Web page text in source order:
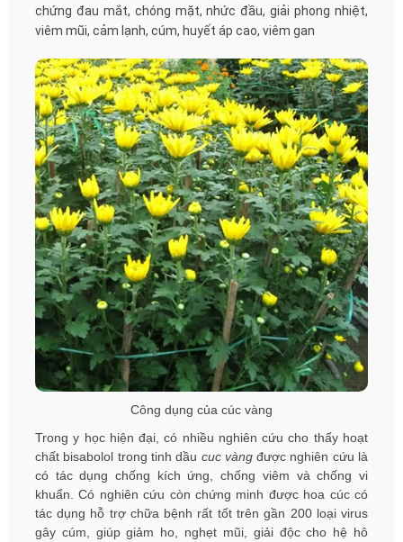
chứng đau mắt, chóng mặt, nhức đầu, giải phong nhiệt,
viêm mũi, cảm lạnh, cúm, huyết áp cao, viêm gan
Công dụng của cúc vàng
Trong y học hiện đại, có nhiều nghiên cứu cho thấy hoạt
chất bisabolol trong tinh dầu cuc vàngđược nghiên cứu là
có tác dụng chống kích ứng, chống viêm và chống vi
khuẩn. Có nghiên cứu còn chứng minh được hoa cúc có
tác dụng hỗ trợ chữa bệnh rất tốt trên gần 200 loại virus
gây cúm, giúp giảm ho, nghẹt mũi, giải độc cho hệ hô